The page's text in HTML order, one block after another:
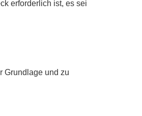
erforderlich ist, es sei
Grundlage und zu